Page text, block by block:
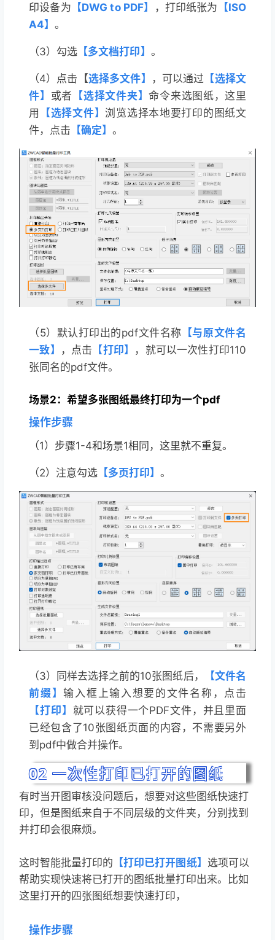
印设备为 【DWG to PDF】 ，打印纸张为 【ISO
A4】。
（3）勾选 【多文档打印】 。
（4） 点击【选择多文件】 ，可以通过 【选择文
件】 或者 【选择文件夹】命令来选图纸，这里
用
【选择文件】 浏览选择本地要打印的图纸文
件，点击 【确定】。
（5） 默认打印出的pdf文件名称 【与原文件名
一致】
，点击 【打印】 ，就可以一次性打印110
张同名的pdf文件。
场景2： 希望多张图纸最终打印为一个pdf
操作步骤
（1）步骤1-4和场景1相同，这里就不重复。
（2）注意勾选 【多页打印】。
（3） 同样去选择之前的10张图纸后，
【文件名
前缀】输入框上输入想要的文件名称，点击
【打印】 就可以获得一个PDF文件，并且里面
已经包含了10张图纸页面的内容，不需要另外
到pdf中做合并操作。
02 一次性打印已打开的图纸
有时当开图审核没问题后，想要对这些图纸快速打
印，但是图纸来自于不同层级的文件夹，分别找到
并打印会很麻烦。
这时智能批量打印的 【打印已打开图纸】 选项可以
帮助实现快速将已打开的图纸批量打印出来。比如
这里打开的四张图纸想要快速打印，
操作步骤